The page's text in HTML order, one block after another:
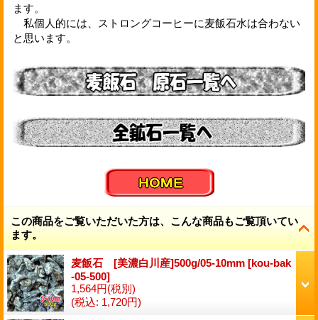
ます。
私個人的には、ストロングコーヒーに麦飯石水は合わない
と思います。
この商品をご覧いただいた方は、こんな商品もご覧頂いてい
ます。
麦飯石 [美濃白川産]500g/05-10mm [kou-bak
-05-500]
1,564円(税別)
(税込: 1,720円)